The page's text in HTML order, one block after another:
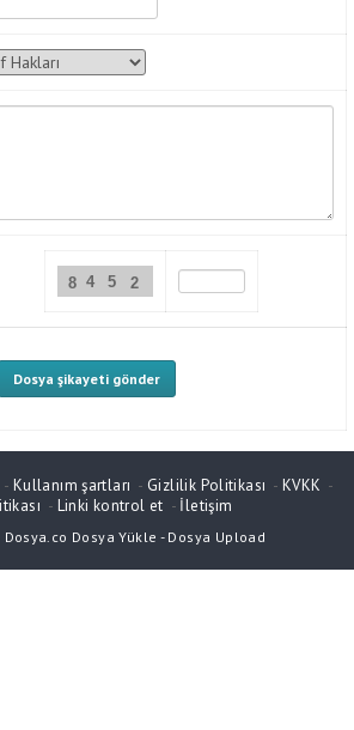
5 2
8 4
- Kullanım şartları - Gizlilik Politikası - KVKK -
- Linki kontrol et - İletişim
Dosya.co Dosya Yükle - Dosya Upload